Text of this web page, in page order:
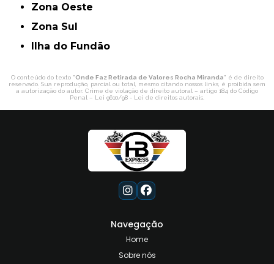
Zona Oeste
Zona Sul
ilha do Fundão
O conteúdo do texto "Onde Faz Retirada de Valores Rocha Miranda" é de direito
reservado. Sua reprodução, parcial ou total, mesmo citando nossos links, é proibida sem
a autorização do autor. Crime de violação de direito autoral – artigo 184 do Código
Penal – Lei 9610/98 - Lei de direitos autorais
Navegação
Home
Sobre nós